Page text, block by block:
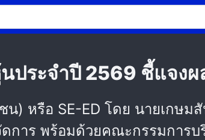
ประจำปี 2569 ชี้แจง
) หรือ SE-ED โดย นายเกษม
การ พร้อมด้วยคณะกรรมการ